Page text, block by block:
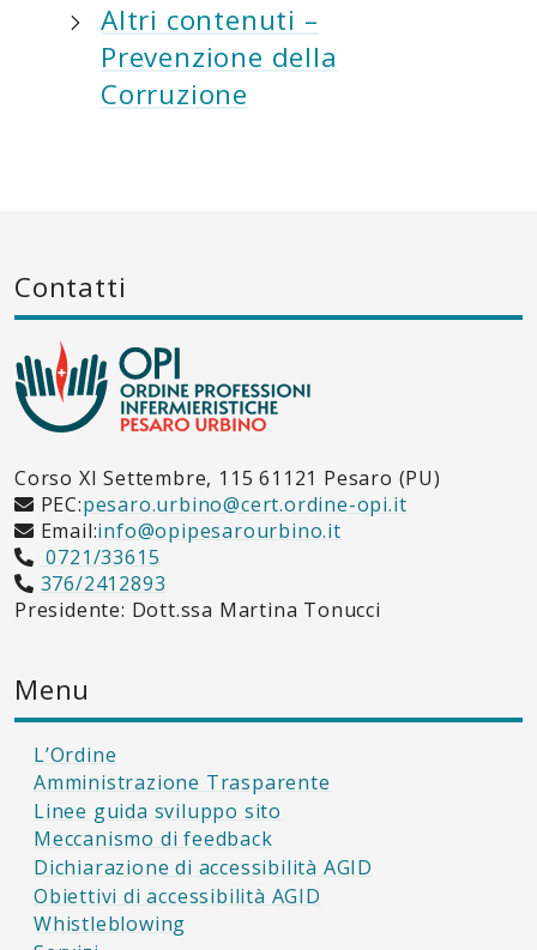
Altri contenuti –
Prevenzione della
Corruzione
Contatti
Corso XI Settembre, 115 61121 Pesaro (PU)
PEC:pesaro.urbino@cert.ordine-opi.it
Email:info@opipesarourbino.it
0721/33615
376/2412893
Presidente: Dott.ssa Martina Tonucci
Menu
L’Ordine
Amministrazione Trasparente
Linee guida sviluppo sito
Meccanismo di feedback
Dichiarazione di accessibilità AGID
Obiettivi di accessibilità AGID
Whistleblowing